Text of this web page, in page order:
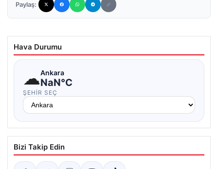
Paylaş:
Hava Durumu
☁Ankara
NaN°C
ŞEHIR SEÇ
Bizi Takip Edin